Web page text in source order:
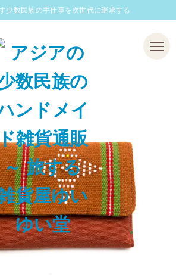
少数民族の手仕事を次世代に継承する
Menu